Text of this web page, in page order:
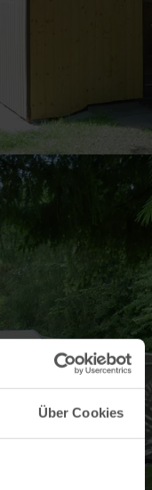
Über Cookies